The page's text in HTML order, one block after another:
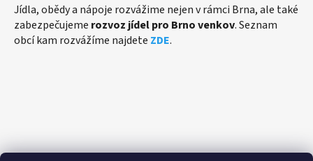
Jídla, obědy a nápoje rozvážime nejen v rámci Brna, ale také
zabezpečujeme rozvoz jídel pro Brno venkov. Seznam
obcí kam rozvážíme najdete ZDE.